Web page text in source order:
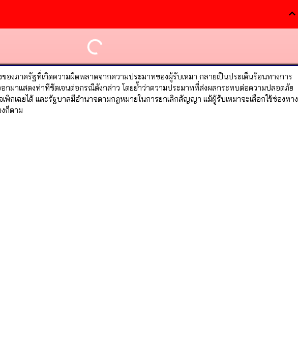
งภาครัฐที่เกิดความผิดพลาดจากความประมาทของผู้รับเหมา กลายเป็นประเด็นร้อนทางการ
กมาแสดงท่าทีชัดเจนต่อกรณีดังกล่าว โดยย้ำว่าความประมาทที่ส่งผลกระทบต่อความปลอดภัย
เพิกเฉยได้ และรัฐบาลมีอำนาจตามกฎหมายในการยกเลิกสัญญา แม้ผู้รับเหมาจะเลือกใช้ช่องทาง
ก็ตาม